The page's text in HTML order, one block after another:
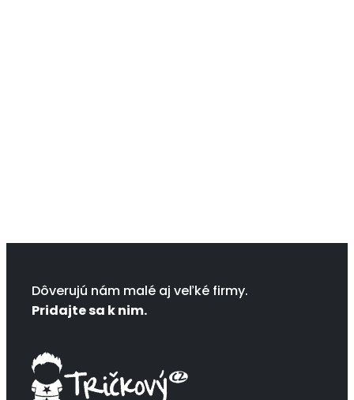
Dôverujú nám malé aj veľké firmy.
Pridajte sa k nim.